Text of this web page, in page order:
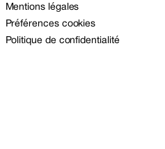
Mentions légales
Préférences cookies
Politique de confidentialité